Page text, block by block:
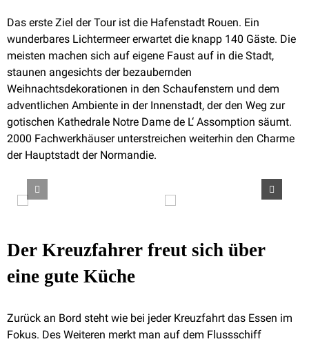
Das erste Ziel der Tour ist die Hafenstadt Rouen. Ein
wunderbares Lichtermeer erwartet die knapp 140 Gäste. Die
meisten machen sich auf eigene Faust auf in die Stadt,
staunen angesichts der bezaubernden
Weihnachtsdekorationen in den Schaufenstern und dem
adventlichen Ambiente in der Innenstadt, der den Weg zur
gotischen Kathedrale Notre Dame de L‘ Assomption säumt.
2000 Fachwerkhäuser unterstreichen weiterhin den Charme
der Hauptstadt der Normandie.
Der Kreuzfahrer freut sich über
eine gute Küche
Zurück an Bord steht wie bei jeder Kreuzfahrt das Essen im
Fokus. Des Weiteren merkt man auf dem Flussschiff